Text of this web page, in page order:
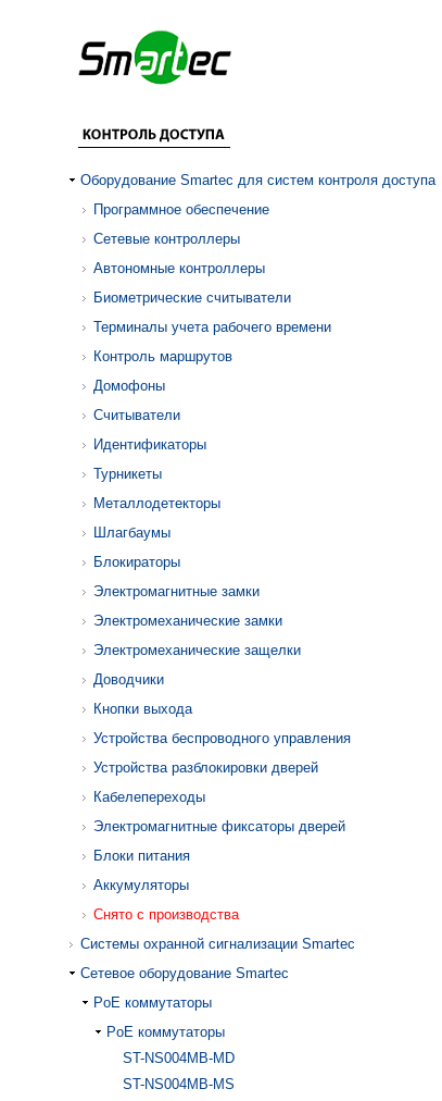
Оборудование Smartec для систем контроля доступа
Программное обеспечение
Сетевые контроллеры
Автономные контроллеры
Биометрические считыватели
Терминалы учета рабочего времени
Контроль маршрутов
Домофоны
Считыватели
Идентификаторы
Турникеты
Металлодетекторы
Шлагбаумы
Блокираторы
Электромагнитные замки
Электромеханические замки
Электромеханические защелки
Доводчики
Кнопки выхода
Устройства беспроводного управления
Устройства разблокировки дверей
Кабелепереходы
Электромагнитные фиксаторы дверей
Блоки питания
Аккумуляторы
Снято с производства
Системы охранной сигнализации Smartec
Сетевое оборудование Smartec
PoE коммутаторы
PoE коммутаторы
ST-NS004MB-MD
ST-NS004MB-MS